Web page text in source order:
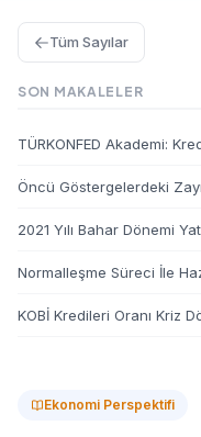
Ekonomi Perspektifi
Tüm Sayılar
SON MAKALELER
TÜRKONFED Akademi:
Öncü Göstergelerdeki
2021 Yılı Bahar Dönemi
Normalleşme Süreci İle
KOBİ Kredileri Oranı Kriz